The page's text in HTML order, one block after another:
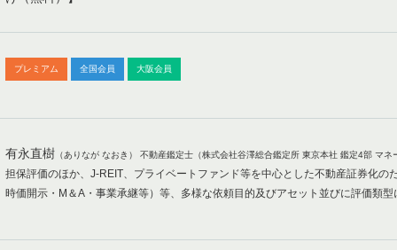
プレミアム 全国会員 大阪会員
有永直樹 （ありなが なおき） 不動産鑑定士（株式会社谷澤総合鑑定所 東京本社 鑑定4部 マネ
担保評価のほか、J-REIT、プライベートファンド等を中心とした不動産証券化
時価開示・M＆A・事業承継等）等、多様な依頼目的及びアセット並びに評価類